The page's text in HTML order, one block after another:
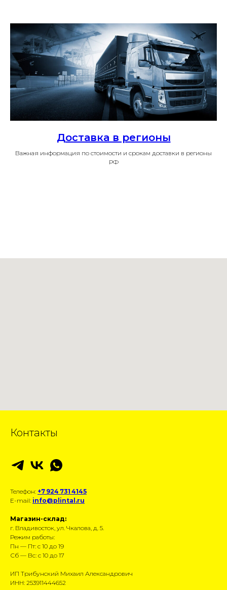
Доставка в регионы
Важная информация по стоимости и срокам доставки в регионы
РФ
Контакты
Телефон: +7 924 731 4145
E-mail: info@plintal.ru
Магазин-склад:
г. Владивосток, ул. Чкалова, д. 5.
Режим работы:
Пн — Пт: с 10 до 19
Сб — Вс: с 10 до 17
ИП Трибунский Михаил Александрович
ИНН: 253911444652